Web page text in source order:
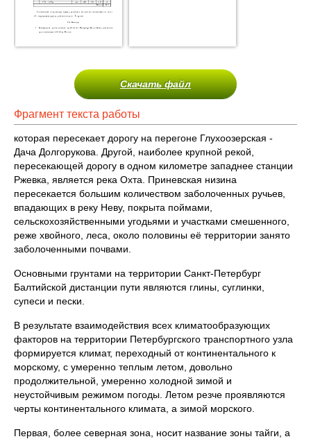
Скачать файл
Фрагмент текста работы
которая пересекает дорогу на перегоне Глухоозерская -
Дача Долгорукова. Другой, наиболее крупной рекой,
пересекающей дорогу в одном километре западнее станции
Ржевка, является река Охта. Приневская низина
пересекается большим количеством заболоченных ручьев,
впадающих в реку Неву, покрыта поймами,
сельскохозяйственными угодьями и участками смешенного,
реже хвойного, леса, около половины её территории занято
заболоченными почвами.
Основными грунтами на территории Санкт-Петербург
Балтийской дистанции пути являются глины, суглинки,
супеси и пески.
В результате взаимодействия всех климатообразующих
факторов на территории Петербургского транспортного узла
формируется климат, переходный от континентального к
морскому, с умеренно теплым летом, довольно
продолжительной, умеренно холодной зимой и
неустойчивым режимом погоды. Летом резче проявляются
черты континентального климата, а зимой морского.
Первая, более северная зона, носит название зоны тайги, а